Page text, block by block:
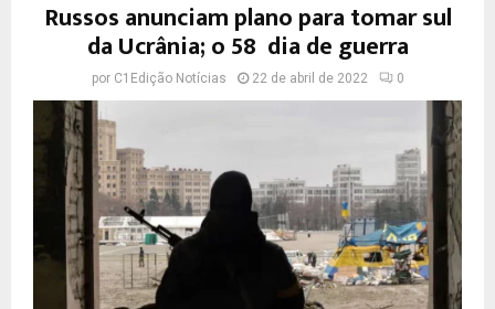
Russos anunciam plano para tomar sul
da Ucrânia; o 58º dia de guerra
por C1Edição Notícias 22 de abril de 2022 0